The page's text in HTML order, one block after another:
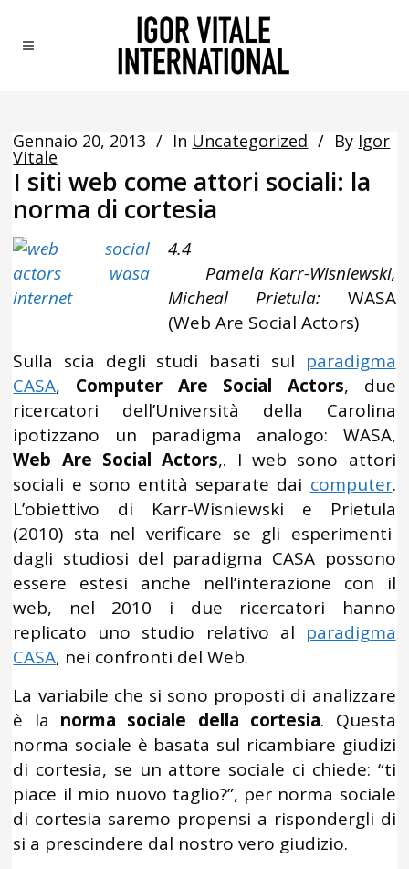
Gennaio 20, 2013 In Uncategorized By Igor
Vitale
I siti web come attori sociali: la
norma di cortesia
4.4
Pamela Karr-Wisniewski,
Micheal Prietula: WASA
(Web Are Social Actors)
Sulla scia degli studi basati sul paradigma
CASA, Computer Are Social Actors, due
ricercatori dell’Università della Carolina
ipotizzano un paradigma analogo: WASA,
Web Are Social Actors,. I web sono attori
sociali e sono entità separate dai computer.
L’obiettivo di Karr-Wisniewski e Prietula
(2010) sta nel verificare se gli esperimenti
dagli studiosi del paradigma CASA possono
essere estesi anche nell’interazione con il
web, nel 2010 i due ricercatori hanno
replicato uno studio relativo al paradigma
CASA, nei confronti del Web.
La variabile che si sono proposti di analizzare
è la norma sociale della cortesia. Questa
norma sociale è basata sul ricambiare giudizi
di cortesia, se un attore sociale ci chiede: “ti
piace il mio nuovo taglio?”, per norma sociale
di cortesia saremo propensi a rispondergli di
si a prescindere dal nostro vero giudizio.